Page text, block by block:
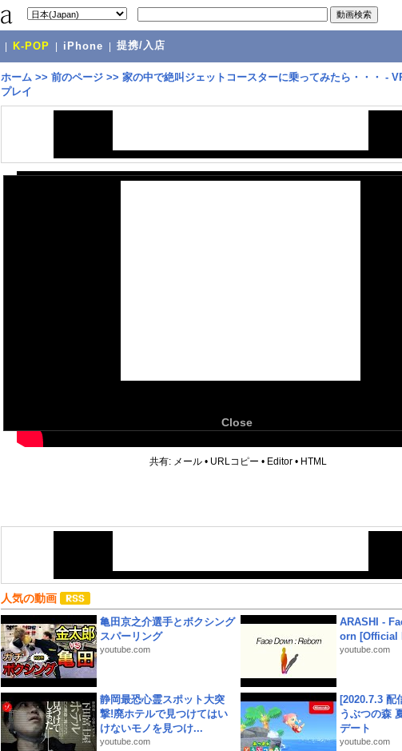
K-POP iPhone 提携/入店
ホーム >> 前のページ >> 家の中で絶叫ジェットコースターに乗ってみたら・・・ -
プレイ
Close
共有: メール • URLコピー • Editor • HTML
人気の動画
亀田京之介選手とボクシング
スパーリング
youtube.com
ARASHI -
orn [Official
youtube.com
静岡最恐心霊スポット大突
撃!廃ホテルで見つけてはい
けないモノを見つけ...
youtube.com
[2020.7.3 配
うぶつの森
デート
youtube.com